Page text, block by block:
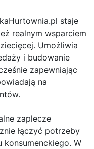
staje
realnym wsparciem
Umożliwia
i budowanie
zapewniając
na
zaplecze
łączyć potrzeby
konsumenckiego. W